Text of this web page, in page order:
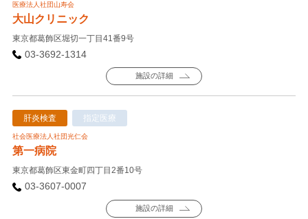
医療法人社団山寿会
大山クリニック
東京都葛飾区堀切一丁目41番9号
03-3692-1314
施設の詳細
肝炎検査 指定医療
社会医療法人社団光仁会
第一病院
東京都葛飾区東金町四丁目2番10号
03-3607-0007
施設の詳細